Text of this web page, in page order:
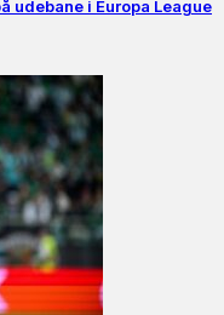
udebane i Europa League